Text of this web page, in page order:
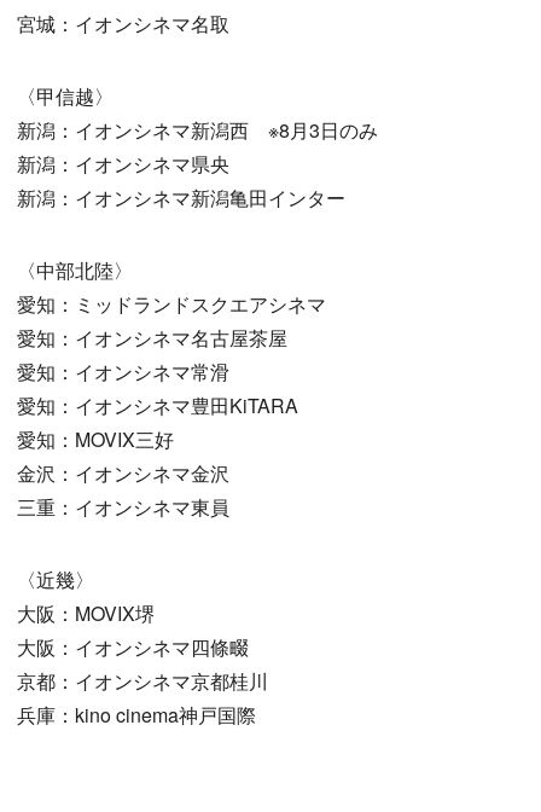
宮城：イオンシネマ名取
〈甲信越〉
新潟：イオンシネマ新潟西 ※8月3日のみ
新潟：イオンシネマ県央
新潟：イオンシネマ新潟亀田インター
〈中部北陸〉
愛知：ミッドランドスクエアシネマ
愛知：イオンシネマ名古屋茶屋
愛知：イオンシネマ常滑
愛知：イオンシネマ豊田KiTARA
愛知：MOVIX三好
金沢：イオンシネマ金沢
三重：イオンシネマ東員
〈近幾〉
大阪：MOVIX堺
大阪：イオンシネマ四條畷
京都：イオンシネマ京都桂川
兵庫：kino cinema神戸国際